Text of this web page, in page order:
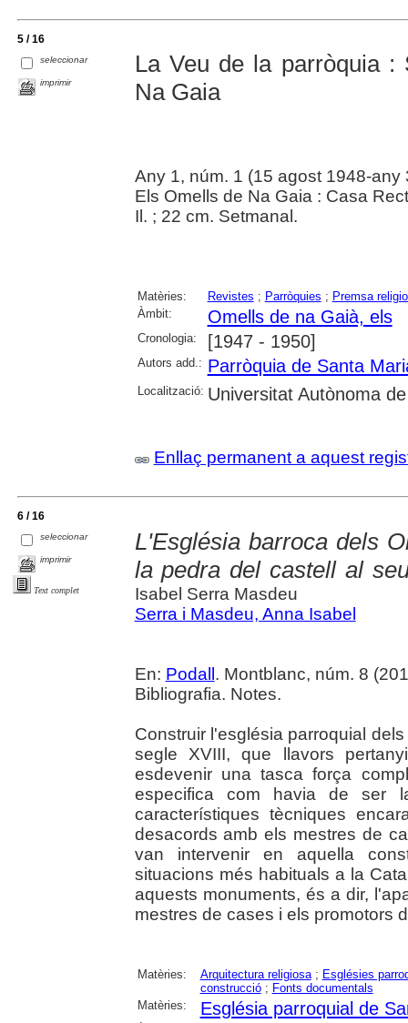
5 / 16
seleccionar
imprimir
La Veu de la parròquia
Na Gaia
Any 1, núm. 1 (15 agost 1948-any
Els Omells de Na Gaia : Casa
Il. ; 22 cm. Setmanal.
Matèries: Revistes ; Parròquies ; Premsa
Àmbit:
Omells de na Gaià, els
Cronologia: [1947 - 1950]
Autors add.: Parròquia de Santa
Localització: Universitat Autònoma
Enllaç permanent a aquest
6 / 16
seleccionar
imprimir
Text complet
L'Església barroca dels
la pedra del castell al
Isabel Serra Masdeu
Serra i Masdeu, Anna Isabel
En: Podall. Montblanc, núm. 8
Bibliografia. Notes.
Construir l'església parroquial
segle XVIII, que llavors
esdevenir una tasca força
especifica com havia de ser
característiques tècniques
desacords amb els mestres de
van intervenir en aquella
situacions més habituals a la
aquests monuments, és a dir,
mestres de cases i els promotors
Matèries: Arquitectura religiosa; Esglésies
construcció; Fonts documentals
Matèries:
Església parroquial de